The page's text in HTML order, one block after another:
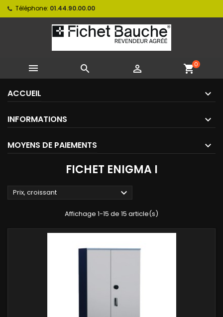
Téléphone: 01.44.90.00.00
   shopping_cart0
ACCUEIL
INFORMATIONS
MOYENS DE PAIEMENTS
FICHET ENIGMA I
Prix, croissant 
Affichage 1-15 de 15 article(s)